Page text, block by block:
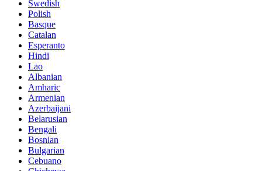
Swedish
Polish
Basque
Catalan
Esperanto
Hindi
Lao
Albanian
Amharic
Armenian
Azerbaijani
Belarusian
Bengali
Bosnian
Bulgarian
Cebuano